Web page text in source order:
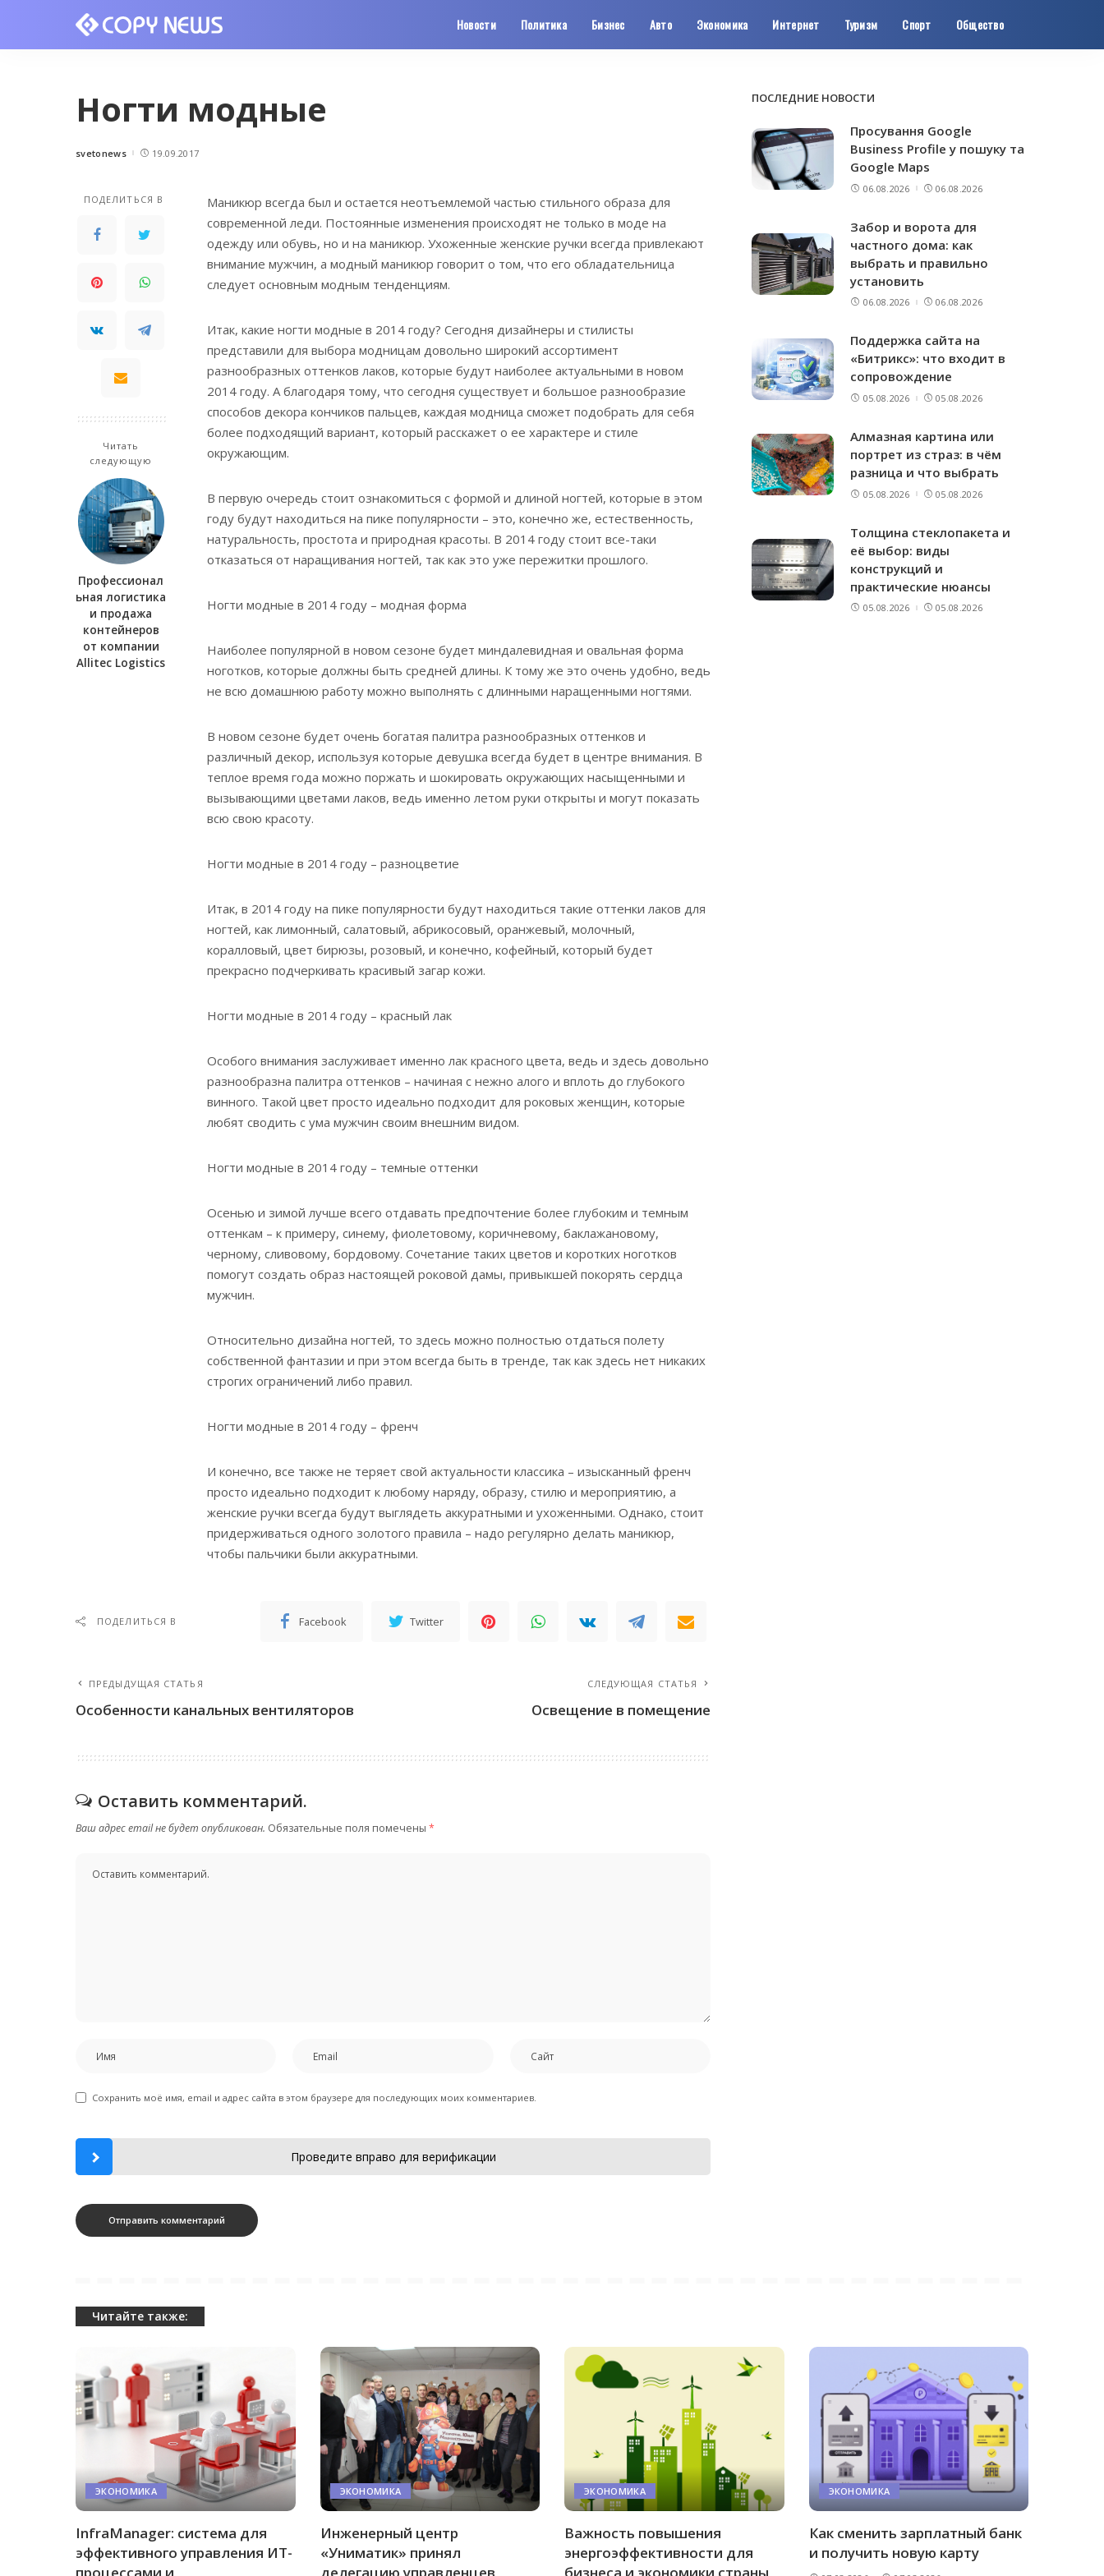
Новости Политика Бизнес Авто Экономика Интернет Туризм Спорт Общество
Ногти модные
Posted
svetonews 19.09.2017
ПОДЕЛИТЬСЯ В
Читать
следующую
Профессионал
ьная логистика
и продажа
контейнеров
от компании
Allitec Logistics
Маникюр всегда был и остается неотъемлемой частью стильного образа для
современной леди. Постоянные изменения происходят не только в моде на
одежду или обувь, но и на маникюр. Ухоженные женские ручки всегда привлекают
внимание мужчин, а модный маникюр говорит о том, что его обладательница
следует основным модным тенденциям.
Итак, какие ногти модные в 2014 году? Сегодня дизайнеры и стилисты
представили для выбора модницам довольно широкий ассортимент
разнообразных оттенков лаков, которые будут наиболее актуальными в новом
2014 году. А благодаря тому, что сегодня существует и большое разнообразие
способов декора кончиков пальцев, каждая модница сможет подобрать для себя
более подходящий вариант, который расскажет о ее характере и стиле
окружающим.
В первую очередь стоит ознакомиться с формой и длиной ногтей, которые в этом
году будут находиться на пике популярности – это, конечно же, естественность,
натуральность, простота и природная красоты. В 2014 году стоит все-таки
отказаться от наращивания ногтей, так как это уже пережитки прошлого.
Ногти модные в 2014 году – модная форма
Наиболее популярной в новом сезоне будет миндалевидная и овальная форма
ноготков, которые должны быть средней длины. К тому же это очень удобно, ведь
не всю домашнюю работу можно выполнять с длинными наращенными ногтями.
В новом сезоне будет очень богатая палитра разнообразных оттенков и
различный декор, используя которые девушка всегда будет в центре внимания. В
теплое время года можно поржать и шокировать окружающих насыщенными и
вызывающими цветами лаков, ведь именно летом руки открыты и могут показать
всю свою красоту.
Ногти модные в 2014 году – разноцветие
Итак, в 2014 году на пике популярности будут находиться такие оттенки лаков для
ногтей, как лимонный, салатовый, абрикосовый, оранжевый, молочный,
коралловый, цвет бирюзы, розовый, и конечно, кофейный, который будет
прекрасно подчеркивать красивый загар кожи.
Ногти модные в 2014 году – красный лак
Особого внимания заслуживает именно лак красного цвета, ведь и здесь довольно
разнообразна палитра оттенков – начиная с нежно алого и вплоть до глубокого
винного. Такой цвет просто идеально подходит для роковых женщин, которые
любят сводить с ума мужчин своим внешним видом.
Ногти модные в 2014 году – темные оттенки
Осенью и зимой лучше всего отдавать предпочтение более глубоким и темным
оттенкам – к примеру, синему, фиолетовому, коричневому, баклажановому,
черному, сливовому, бордовому. Сочетание таких цветов и коротких ноготков
помогут создать образ настоящей роковой дамы, привыкшей покорять сердца
мужчин.
Относительно дизайна ногтей, то здесь можно полностью отдаться полету
собственной фантазии и при этом всегда быть в тренде, так как здесь нет никаких
строгих ограничений либо правил.
Ногти модные в 2014 году – френч
И конечно, все также не теряет свой актуальности классика – изысканный френч
просто идеально подходит к любому наряду, образу, стилю и мероприятию, а
женские ручки всегда будут выглядеть аккуратными и ухоженными. Однако, стоит
придерживаться одного золотого правила – надо регулярно делать маникюр,
чтобы пальчики были аккуратными.
ПОДЕЛИТЬСЯ В Facebook Twitter
ПРЕДЫДУЩАЯ СТАТЬЯ
Особенности канальных вентиляторов
СЛЕДУЮЩАЯ СТАТЬЯ
Освещение в помещение
Оставить комментарий.
Ваш адрес email не будет опубликован. Обязательные поля помечены *
Сохранить моё имя, email и адрес сайта в этом браузере для последующих моих комментариев.
Проведите вправо для верификации
ПОСЛЕДНИЕ НОВОСТИ
Просування Google
Business Profile у пошуку та
Google Maps
06.08.2026 06.08.2026
Забор и ворота для
частного дома: как
выбрать и правильно
установить
06.08.2026 06.08.2026
Поддержка сайта на
«Битрикс»: что входит в
сопровождение
05.08.2026 05.08.2026
Алмазная картина или
портрет из страз: в чём
разница и что выбрать
05.08.2026 05.08.2026
Толщина стеклопакета и
её выбор: виды
конструкций и
практические нюансы
05.08.2026 05.08.2026
Читайте также:
ЭКОНОМИКА
InfraManager: система для
эффективного управления ИТ-
ЭКОНОМИКА
Инженерный центр
«Униматик» принял
ЭКОНОМИКА
Важность повышения
энергоэффективности для
ЭКОНОМИКА
Как сменить зарплатный банк
и получить новую карту